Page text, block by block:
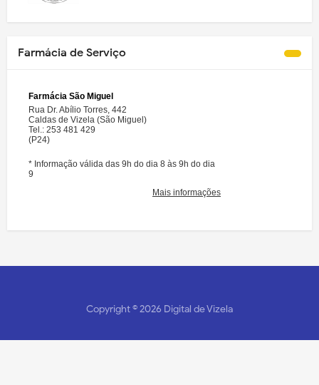
Farmácia de Serviço
Copyright ©2026 Digital de Vizela